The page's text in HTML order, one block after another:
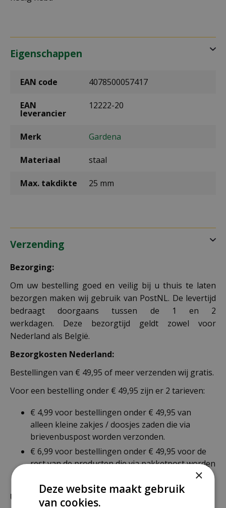
Eigenschappen
EAN code 4078500057417
EAN
leverancier
12222-20
Merk Gardena
Materiaal staal
Max. takdikte 25 mm
Verzending
Bezorging:
Om uw bestelling goed en veilig bij u thuis te laten
bezorgen maken wij gebruik van PostNL. De levertijd
bedraagt doorgaans tussen de 1 en 2
werkdagen. Deze bezorgtijd geldt zowel voor
Nederland als België.
Bezorgkosten Nederland:
Bestellingen van € 49,95 of meer verzenden wij gratis.
Voor een bestelling onder € 49,95 zijn er 2 tarieven:
€ 4,99 voor bestellingen onder € 49,95 van
alleen kleine zakjes / doosjes zaden die via
brievenbuspost worden verzonden.
€ 6,99 voor bestellingen onder € 49,95 voor de
rest van de producten die via pakketpost worden
Uitzonderlijke verzendkosten
×
Deze website maakt gebruik
van cookies.